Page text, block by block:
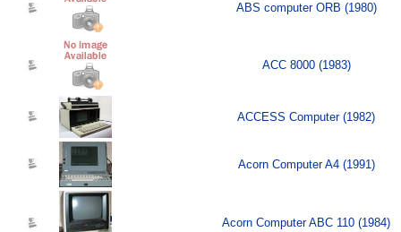
ABS computer ORB (1980)
ACC 8000 (1983)
ACCESS Computer (1982)
Acorn Computer A4 (1991)
Acorn Computer ABC 110 (1984)